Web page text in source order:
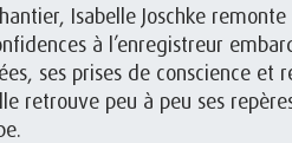
Isabelle Joschke remonte
à l’enregistreur
ses prises de conscience
retrouve peu à peu ses